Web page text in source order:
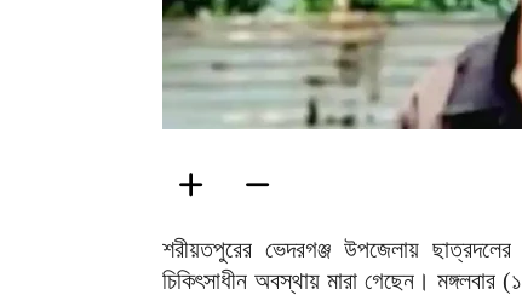
শরীয়তপুরের ভেদরগঞ্জ উপজেলায়
চিকিৎসাধীন অবস্থায় মারা গেছেন। মঙ্গলবার